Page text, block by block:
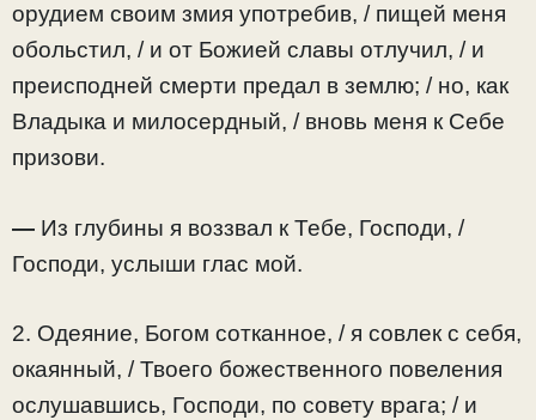
орудием своим змия употребив, / пищей меня
обольстил, / и от Божией славы отлучил, / и
преисподней смерти предал в землю; / но, как
Владыка и милосердный, / вновь меня к Себе
призови.
— Из глубины я воззвал к Тебе, Господи, /
Господи, услыши глас мой.
2. Одеяние, Богом сотканное, / я совлек с себя,
окаянный, / Твоего божественного повеления
ослушавшись, Господи, по совету врага; / и